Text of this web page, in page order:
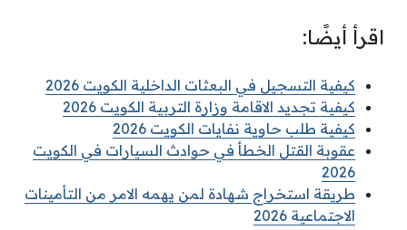
اقرأ أيضًا:
كيفية التسجيل في البعثات الداخلية الكويت 2026
كيفية تجديد الاقامة وزارة التربية الكويت 2026
كيفية طلب حاوية نفايات الكويت 2026
عقوبة القتل الخطأ في حوادث السيارات في الكويت
2026
طريقة استخراج شهادة لمن يهمه الامر من التأمينات
الاجتماعية 2026